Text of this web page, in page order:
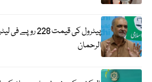
پیٹرول کی قیمت
الرحمان